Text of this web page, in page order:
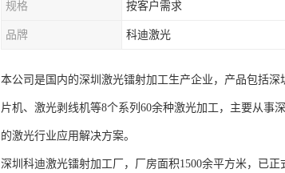
规格 按客户需求
品牌 科迪激光
本公司是国内的深圳激光镭射加工生产企业，产品包括
片机、激光剥线机等8个系列60余种激光加工，主要从事
的激光行业应用解决方案。
深圳科迪激光镭射加工厂，厂房面积1500余平方米，已